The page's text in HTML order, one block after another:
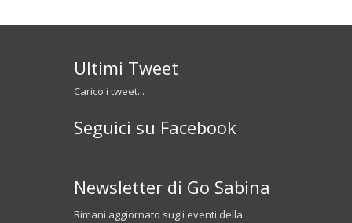
Ultimi Tweet
Carico i tweet...
Seguici su Facebook
Newsletter di Go Sabina
Rimani aggiornato sugli eventi della